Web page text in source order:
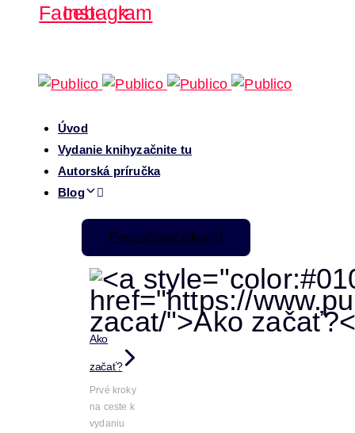
Facebook
Instagram
Úvod
Vydanie knihyzačnite tu
Autorská príručka
Blog
Pre začiatočníkov
Ako
začať?
Prvé kroky
na ceste k
vydaniu